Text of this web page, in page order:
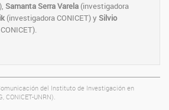
Samanta Serra Varela (investigadora
(investigadora CONICET) y Silvio
del Instituto de Investigación en
CONICET-UNRN).